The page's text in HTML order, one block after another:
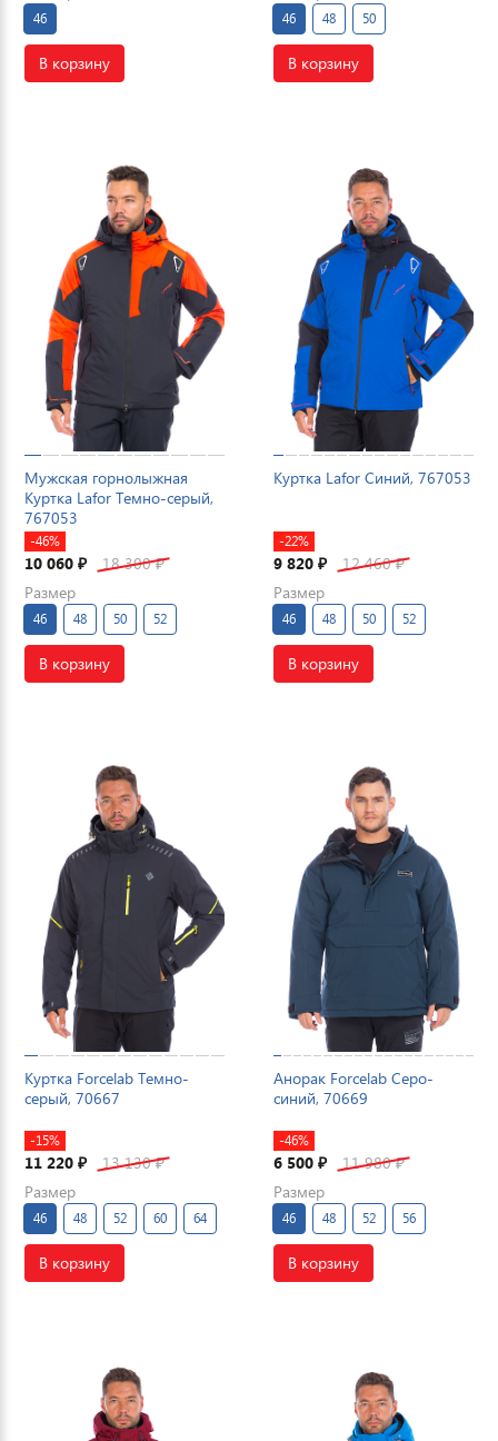
46
В корзину
46 48 50
В корзину
Мужская горнолыжная
Куртка Lafor Темно-серый,
767053
-46%
10 060 ₽ 18 300₽
Размер
46 48 50 52
В корзину
Куртка Lafor Синий, 767053
-22%
9 820 ₽ 12 460₽
Размер
46 48 50 52
В корзину
Куртка Forcelab Темно-
серый, 70667
-15%
11 220 ₽ 13 130₽
Размер
46 48 52 60 64
В корзину
Анорак Forcelab Серо-
синий, 70669
-46%
6 500 ₽ 11 980₽
Размер
46 48 52 56
В корзину